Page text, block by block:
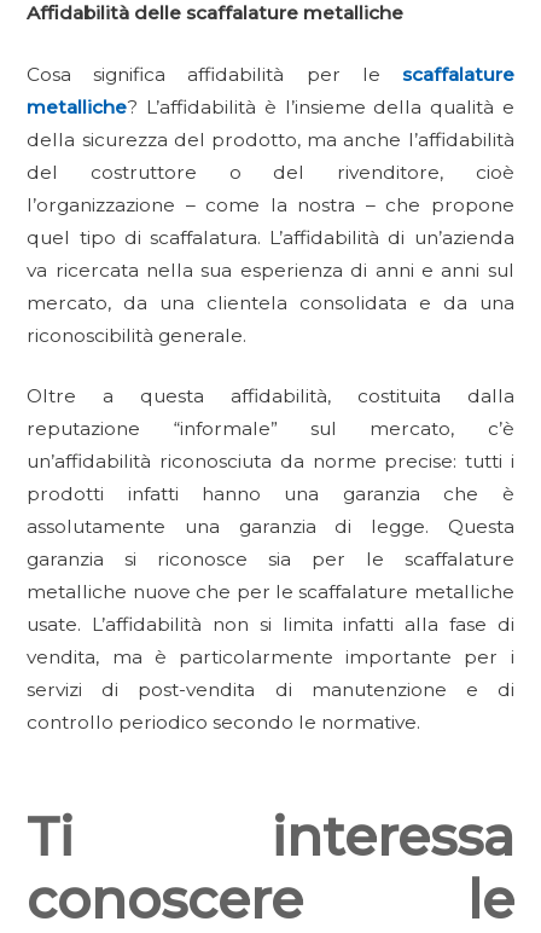
Affidabilità delle scaffalature metalliche
Cosa significa affidabilità per le scaffalature
metalliche? L’affidabilità è l’insieme della qualità e
della sicurezza del prodotto, ma anche l’affidabilità
del costruttore o del rivenditore, cioè
l’organizzazione – come la nostra – che propone
quel tipo di scaffalatura. L’affidabilità di un’azienda
va ricercata nella sua esperienza di anni e anni sul
mercato, da una clientela consolidata e da una
riconoscibilità generale.
Oltre a questa affidabilità, costituita dalla
reputazione “informale” sul mercato, c’è
un’affidabilità riconosciuta da norme precise: tutti i
prodotti infatti hanno una garanzia che è
assolutamente una garanzia di legge. Questa
garanzia si riconosce sia per le scaffalature
metalliche nuove che per le scaffalature metalliche
usate. L’affidabilità non si limita infatti alla fase di
vendita, ma è particolarmente importante per i
servizi di post-vendita di manutenzione e di
controllo periodico secondo le normative.
Ti interessa
conoscere le